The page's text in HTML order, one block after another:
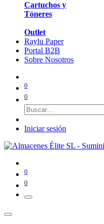
Cartuchos y
Tóneres
Outlet
Raylu Paper
Portal B2B
Sobre Nosotros
0
0
Iniciar sesión
0
0